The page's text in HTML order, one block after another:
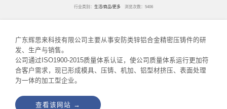
行业类别： 生活/商品/更多 浏览次数：5406
广东辉思来科技有限公司主要从事安防类锌铝合金精密压铸件的研
发、生产与销售。
公司通过ISO1900-2015质量体系认证，使公司质量体系运行更加符
合客户需求，现已形成模具、压铸、机加、铝型材挤压、表面处理
为一体的加工型企业。
查看该网站 →